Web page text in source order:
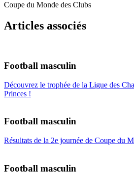
Coupe du Monde des Clubs
Articles associés
Football masculin
Découvrez le trophée de la Ligue des
Princes !
Football masculin
Résultats de la 2e journée de Coupe du
Football masculin